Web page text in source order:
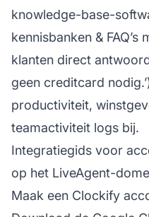
knowledge-base-
kennisbanken & FAQ’s
klanten direct
geen creditcard
productiviteit,
teamactiviteit logs bij.
Integratiegids voor
op het LiveAgent-
Maak een Clockify